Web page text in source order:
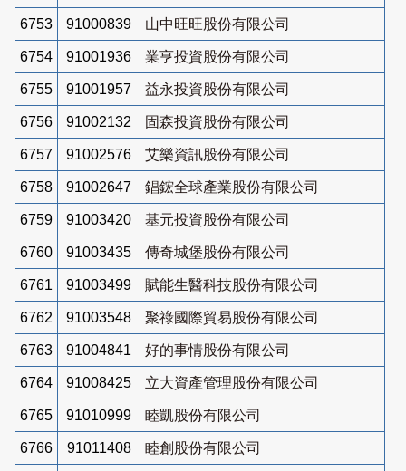
6753 91000839 山中旺旺股份有限公司
6754 91001936 業亨投資股份有限公司
6755 91001957 益永投資股份有限公司
6756 91002132 固森投資股份有限公司
6757 91002576 艾樂資訊股份有限公司
6758 91002647 錩鋐全球產業股份有限公司
6759 91003420 基元投資股份有限公司
6760 91003435 傳奇城堡股份有限公司
6761 91003499 賦能生醫科技股份有限公司
6762 91003548 聚祿國際貿易股份有限公司
6763 91004841 好的事情股份有限公司
6764 91008425 立大資產管理股份有限公司
6765 91010999 睦凱股份有限公司
6766 91011408 睦創股份有限公司